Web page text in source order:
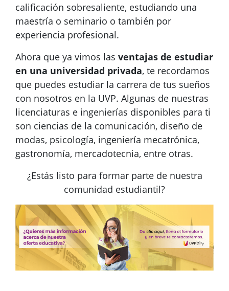
calificación sobresaliente, estudiando una
maestría o seminario o también por
experiencia profesional.
Ahora que ya vimos las ventajas de estudiar
en una universidad privada, te recordamos
que puedes estudiar la carrera de tus sueños
con nosotros en la UVP. Algunas de nuestras
licenciaturas e ingenierías disponibles para ti
son ciencias de la comunicación, diseño de
modas, psicología, ingeniería mecatrónica,
gastronomía, mercadotecnia, entre otras.
¿Estás listo para formar parte de nuestra
comunidad estudiantil?